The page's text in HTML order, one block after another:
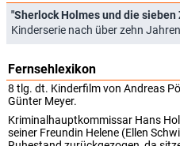
Kinderserie nach über zehn Jahren
Fernsehlexikon
8 tlg. dt. Kinderfilm von Andreas
Günter Meyer.
Kriminalhauptkommissar Hans
seiner Freundin Helene (Ellen